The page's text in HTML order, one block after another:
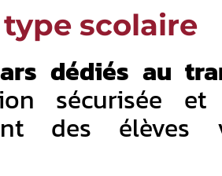
scolaire
dédiés au
sécurisée
des élèves